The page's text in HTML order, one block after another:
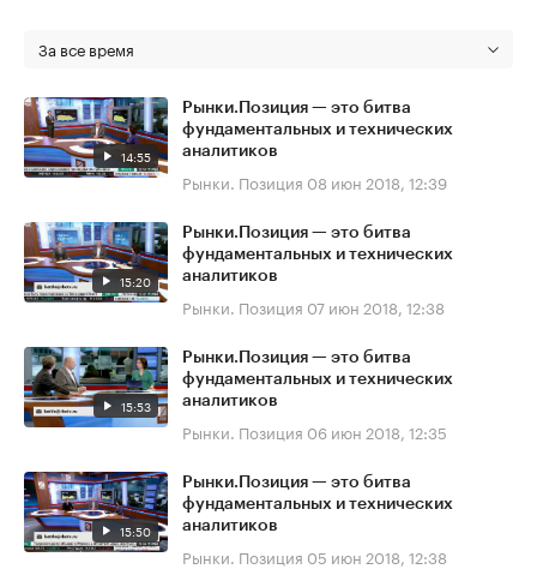
За все время
14:55
Рынки.Позиция — это битва
фундаментальных и технических
аналитиков
Рынки. Позиция 08 июн 2018, 12:39
15:20
Рынки.Позиция — это битва
фундаментальных и технических
аналитиков
Рынки. Позиция 07 июн 2018, 12:38
15:53
Рынки.Позиция — это битва
фундаментальных и технических
аналитиков
Рынки. Позиция 06 июн 2018, 12:35
15:50
Рынки.Позиция — это битва
фундаментальных и технических
аналитиков
Рынки. Позиция 05 июн 2018, 12:38